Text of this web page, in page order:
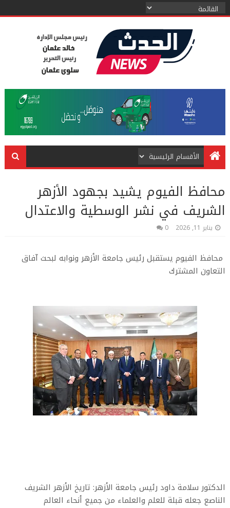
محافظ الفيوم يشيد بجهود الأزهر
الشريف في نشر الوسطية والاعتدال
يناير 11, 2026 0
محافظ الفيوم يستقبل رئيس جامعة الأزهر ونوابه لبحث آفاق
التعاون المشترك
الدكتور سلامة داود رئيس جامعة الأزهر: تاريخ الأزهر الشريف
الناصع جعله قبلة للعلم والعلماء من جميع أنحاء العالم